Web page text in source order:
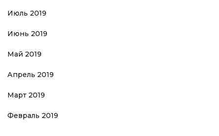
Июль 2019
Июнь 2019
Май 2019
Апрель 2019
Март 2019
Февраль 2019